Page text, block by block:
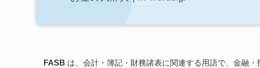
FASB は、会計・簿記・財務諸表に関連する用語で、金融